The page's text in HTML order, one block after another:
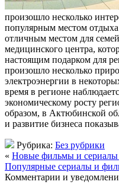
произошло несколько
популярным местом
отличным местом для
медицинского центра,
настоящим подарком для
произошло несколько
электроэнергии в
время в регионе
экономическому росту
образом, в Актюбинской
и развитие бизнеса
Рубрика: Без рубрики
« Новые фильмы и сериалы
Популярные сериалы и
Комментарии и